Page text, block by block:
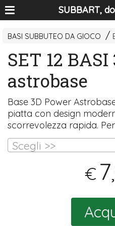
BASI SUBBUTEO DA GIOCO
SET 12 BASI
astrobase
Base 3D Power
piatta con design
scorrevolezza rapida.
Scegli >>
€ 7